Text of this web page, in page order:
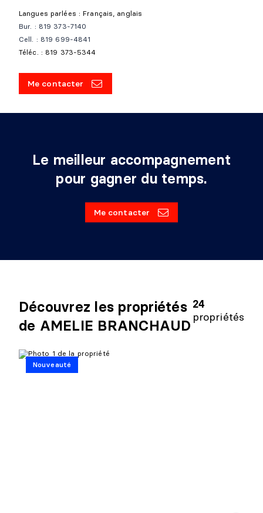
Langues parlées : Français, anglais
Bur. : 819 373-7140
Cell. : 819 699-4841
Téléc. : 819 373-5344
Me contacter
Le meilleur accompagnement
pour gagner du temps.
Me contacter
Découvrez les propriétés
de AMELIE BRANCHAUD
24
propriétés
Nouveauté